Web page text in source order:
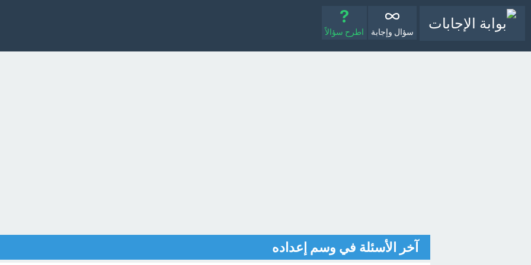
سؤال وإجابة اطرح سؤالاً
آخر الأسئلة في وسم إعداده